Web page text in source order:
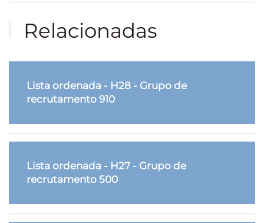
Relacionadas
Lista ordenada - H28 - Grupo de
recrutamento 910
Lista ordenada - H27 - Grupo de
recrutamento 500